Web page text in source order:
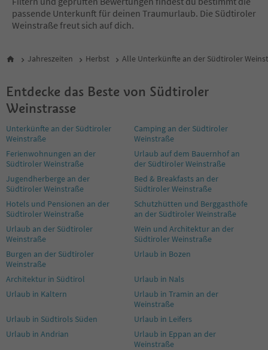
13
14
15
17
20
21
22
23
24
25
26
27
28
passende Unterkunft für deinen Traumurlaub. Die Südtiroler
Weinstraße freut sich auf dich.
Jahreszeiten Herbst Alle Unterkünfte an der Südtiroler
Entdecke das Beste von Südtiroler
Weinstrasse
Unterkünfte an der Südtiroler
Weinstraße
Camping an der Südtiroler
Weinstraße
Ferienwohnungen an der
Südtiroler Weinstraße
Urlaub auf dem Bauernhof an
der Südtiroler Weinstraße
Jugendherberge an der
Südtiroler Weinstraße
Bed & Breakfasts an der
Südtiroler Weinstraße
Hotels und Pensionen an der
Südtiroler Weinstraße
Schutzhütten und Berggasthöfe
an der Südtiroler Weinstraße
Urlaub an der Südtiroler
Weinstraße
Wein und Architektur an der
Südtiroler Weinstraße
Burgen an der Südtiroler
Weinstraße
Urlaub in Bozen
Architektur in Südtirol
Urlaub in Nals
Urlaub in Kaltern
Urlaub in Tramin an der
Weinstraße
Urlaub in Südtirols Süden
Urlaub in Leifers
Urlaub in Andrian
Urlaub in Eppan an der
Weinstraße